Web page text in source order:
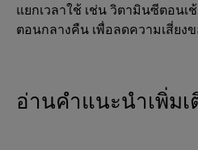
แยกเวลาใช้ เช่น วิตามินซีตอนเช้
ตอนกลางคืน เพื่อลดความเสี่ยง
อ่านคำแนะนำเพิ่มเ